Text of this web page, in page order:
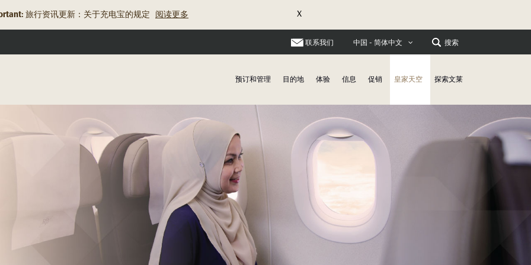
旅行资讯更新：关于充电宝的规定 阅读更多 X
联系我们 中国 - 简体中文 搜索
预订和管理 目的地 体验 信息 促销 皇家天空 探索文莱